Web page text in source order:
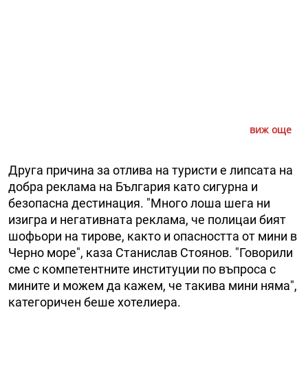
виж още
Друга причина за отлива на туристи е липсата на
добра реклама на България като сигурна и
безопасна дестинация. "Много лоша шега ни
изигра и негативната реклама, че полицаи бият
шофьори на тирове, както и опасността от мини в
Черно море", каза Станислав Стоянов. "Говорили
сме с компетентните институции по въпроса с
мините и можем да кажем, че такива мини няма",
категоричен беше хотелиера.